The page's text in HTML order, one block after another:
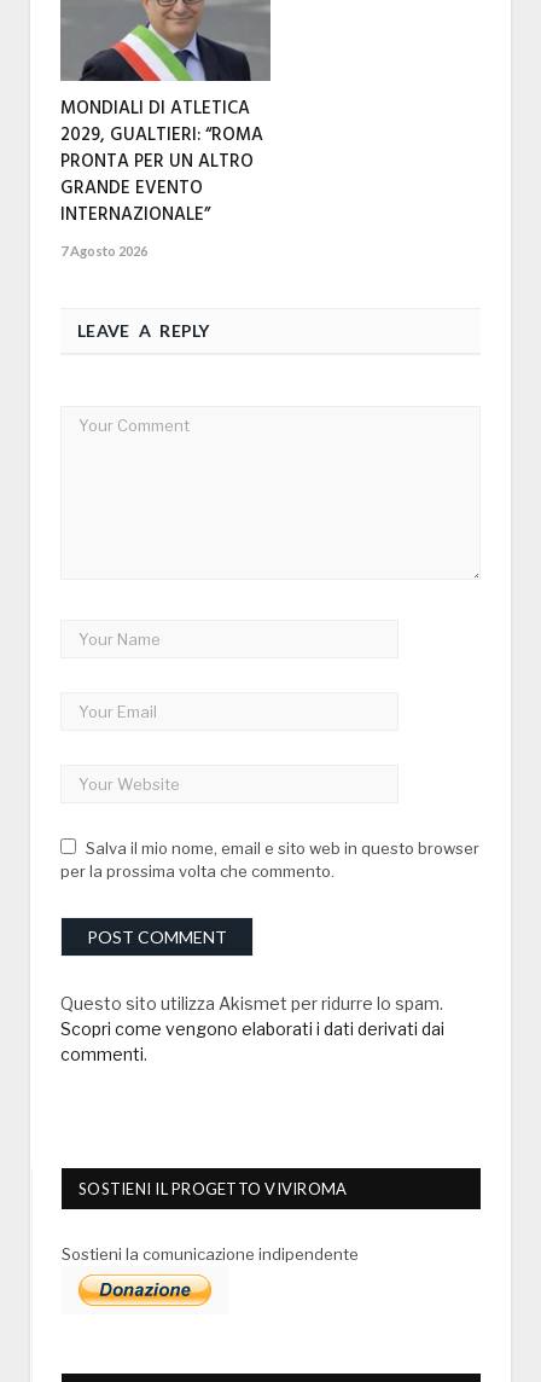
MONDIALI DI ATLETICA
2029, GUALTIERI: “ROMA
PRONTA PER UN ALTRO
GRANDE EVENTO
INTERNAZIONALE”
7 Agosto 2026
LEAVE A REPLY
Salva il mio nome, email e sito web in questo browser
per la prossima volta che commento.
Questo sito utilizza Akismet per ridurre lo spam.
Scopri come vengono elaborati i dati derivati dai
commenti.
SOSTIENI IL PROGETTO VIVIROMA
Sostieni la comunicazione indipendente